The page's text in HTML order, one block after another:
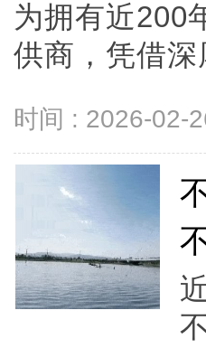
为拥有近200
供商，凭借
时间 : 2026-02-